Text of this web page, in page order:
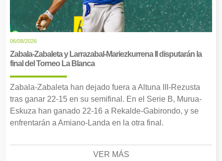
06/08/2026
Zabala-Zabaleta y Larrazabal-Mariezkurrena II disputarán la
final del Torneo La Blanca
Zabala-Zabaleta han dejado fuera a Altuna III-Rezusta
tras ganar 22-15 en su semifinal. En el Serie B, Murua-
Eskuza han ganado 22-16 a Rekalde-Gabirondo, y se
enfrentarán a Amiano-Landa en la otra final.
VER MÁS